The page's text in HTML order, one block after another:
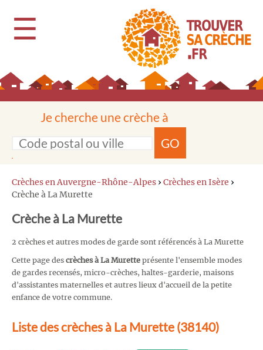
☰
Je cherche une crèche à
GO
Crèches en Auvergne-Rhône-Alpes › Crèches en Isère ›
Crèche à La Murette
Crèche à La Murette
2 crèches et autres modes de garde sont référencés à La Murette
Cette page des crèches à La Murette présente l'ensemble modes
de gardes recensés, micro-crèches, haltes-garderie, maisons
d'assistantes maternelles et autres lieux d'accueil de la petite
enfance de votre commune.
Liste des crèches à La Murette (38140)